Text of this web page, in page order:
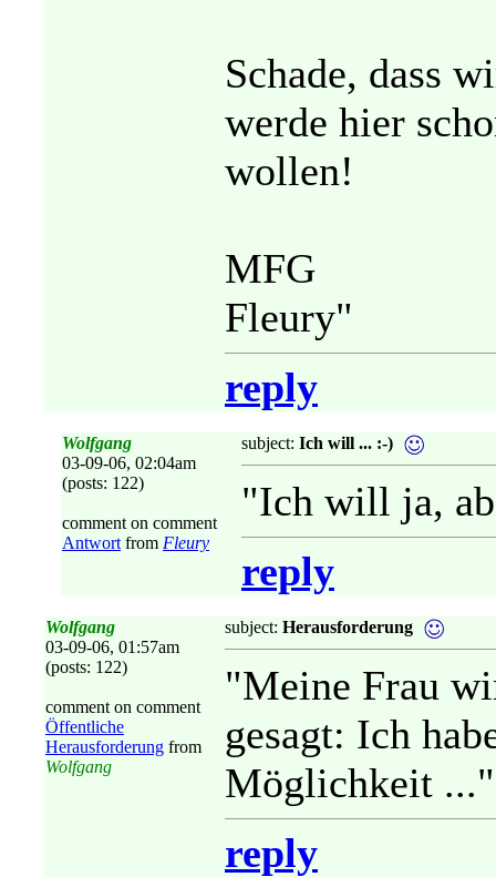
Schade, dass
werde hier
wollen!
MFG
Fleury"
reply
Wolfgang
03-09-06, 02:04am
(posts: 122)
comment on comment
Antwort from Fleury
subject: Ich will ... :-)
"Ich will ja,
reply
Wolfgang
03-09-06, 01:57am
(posts: 122)
comment on comment
Öffentliche
Herausforderung from
Wolfgang
subject: Herausforderung
"Meine Frau
gesagt: Ich
Möglichkeit ..."
reply